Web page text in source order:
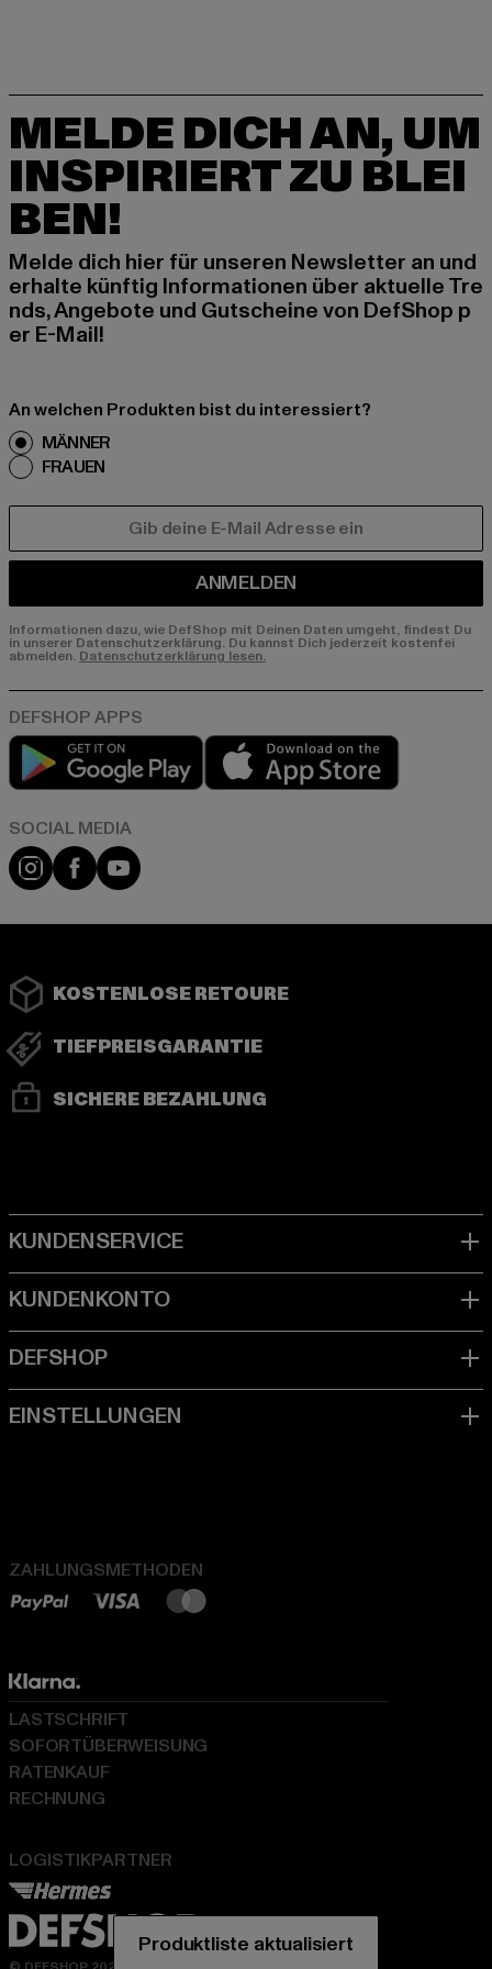
MELDE DICH AN, UM
INSPIRIERT ZU BLEI
BEN!
Melde dich hier für unseren Newsletter an und
erhalte künftig Informationen über aktuelle Tre
nds, Angebote und Gutscheine von DefShop p
er E-Mail!
An welchen Produkten bist du interessiert?
MÄNNER
FRAUEN
ANMELDEN
Informationen dazu, wie DefShop mit Deinen Daten umgeht, findest Du
in unserer Datenschutzerklärung. Du kannst Dich jederzeit kostenfei
abmelden. Datenschutzerklärung lesen.
Play market
Instagram
FacebookYouTube
KOSTENLOSE RETOURE
TIEFPREISGARANTIE
SICHERE BEZAHLUNG
ZAHLUNGSMETHODEN
LOGISTIKPARTNER
LASTSCHRIFT
SOFORTÜBERWEISUNG
RATENKAUF
RECHNUNG
Produktliste aktualisiert